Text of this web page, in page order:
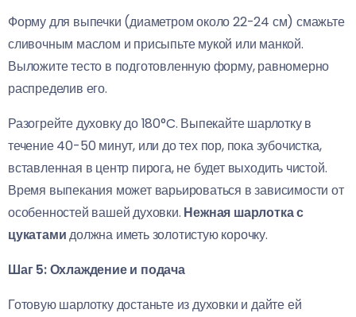
Форму для выпечки (диаметром около 22-24 см) смажьте
сливочным маслом и присыпьте мукой или манкой.
Выложите тесто в подготовленную форму, равномерно
распределив его.
Разогрейте духовку до 180°C. Выпекайте шарлотку в
течение 40-50 минут, или до тех пор, пока зубочистка,
вставленная в центр пирога, не будет выходить чистой.
Время выпекания может варьироваться в зависимости от
особенностей вашей духовки. Нежная шарлотка с
цукатамидолжна иметь золотистую корочку.
Шаг 5: Охлаждение и подача
Готовую шарлотку достаньте из духовки и дайте ей